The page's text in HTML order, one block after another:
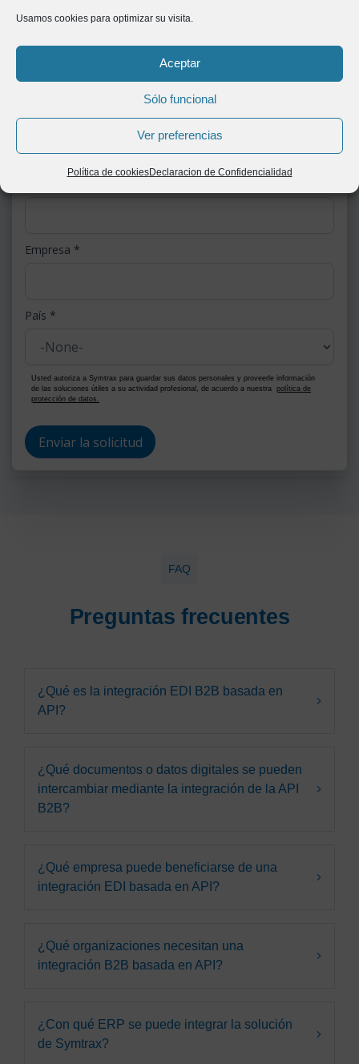
Usamos cookies para optimizar su visita.
Aceptar
Sólo funcional
Ver preferencias
Política de cookiesDeclaracion de Confidencialidad
Correo electrónico corporativo*
Empresa *
País *
Usted autoriza a Symtrax para guardar sus datos personales y proveerle información
de las soluciones útiles a su actividad profesional, de acuerdo a nuestra política de
protección de datos.
FAQ
Preguntas frecuentes
¿Qué es la integración EDI B2B basada en
API?
¿Qué documentos o datos digitales se pueden
intercambiar mediante la integración de la API
B2B?
¿Qué empresa puede beneficiarse de una
integración EDI basada en API?
¿Qué organizaciones necesitan una
integración B2B basada en API?
¿Con qué ERP se puede integrar la solución
de Symtrax?